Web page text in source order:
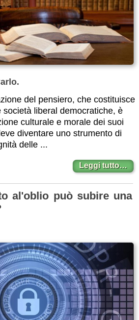
del pensiero, che costituisce
società liberal democratiche, è
culturale e morale dei suoi
diventare uno strumento di
delle ...
Leggi tutto…
al'oblio può subire una